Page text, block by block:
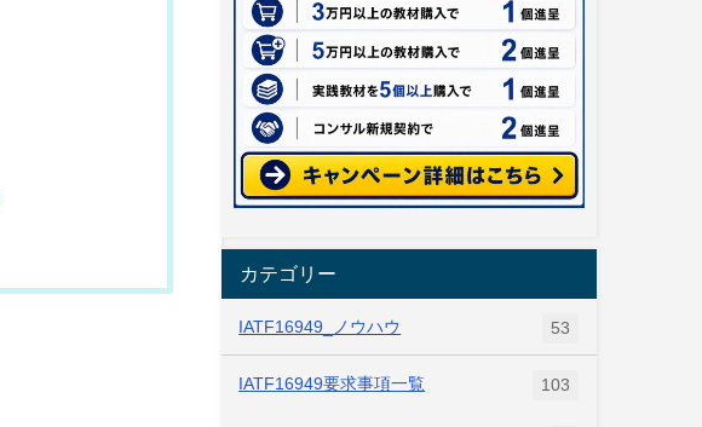
カテゴリー
IATF16949_ノウハウ 53
IATF16949要求事項一覧 103